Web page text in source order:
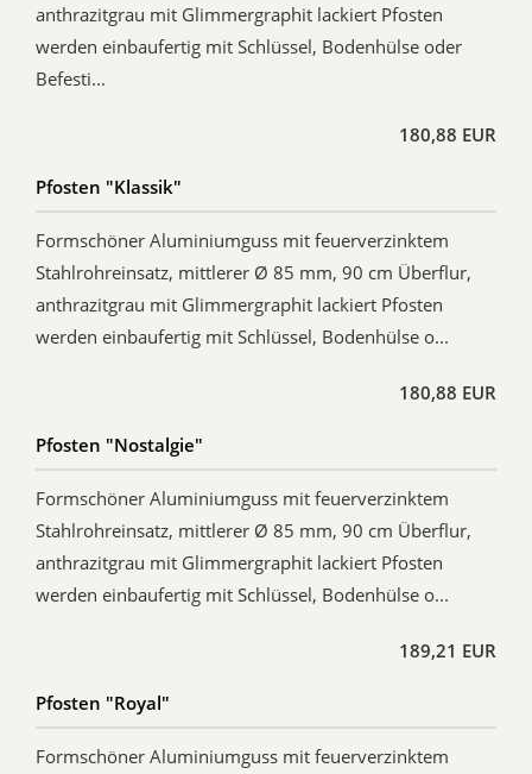
anthrazitgrau mit Glimmergraphit lackiert Pfosten
werden einbaufertig mit Schlüssel, Bodenhülse oder
Befesti...
180,88 EUR
Pfosten "Klassik"
Formschöner Aluminiumguss mit feuerverzinktem
Stahlrohreinsatz, mittlerer Ø 85 mm, 90 cm Überflur,
anthrazitgrau mit Glimmergraphit lackiert Pfosten
werden einbaufertig mit Schlüssel, Bodenhülse o...
180,88 EUR
Pfosten "Nostalgie"
Formschöner Aluminiumguss mit feuerverzinktem
Stahlrohreinsatz, mittlerer Ø 85 mm, 90 cm Überflur,
anthrazitgrau mit Glimmergraphit lackiert Pfosten
werden einbaufertig mit Schlüssel, Bodenhülse o...
189,21 EUR
Pfosten "Royal"
Formschöner Aluminiumguss mit feuerverzinktem